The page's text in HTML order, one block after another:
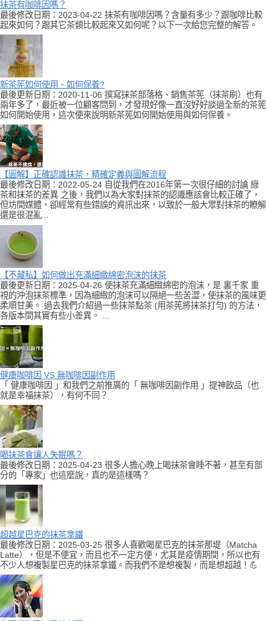
抹茶有咖啡因嗎？
最後修改日期：2023-04-22 抹茶有咖啡因嗎？含量有多少？跟咖啡比較
起來如何？跟其它茶類比較起來又如何呢？以下一次給您完整的解答。
新茶筅如何使用、如何保養?
最後更新日期：2020-11-06 撰寫抹茶部落格、銷售茶筅（抹茶刷）也有
兩年多了，最近被一位顧客問到，才發現好像一直沒好好談過全新的茶筅
如何開始使用，這次便來說明新茶筅如何開始使用與如何保養。
【圖解】正確認識抹茶，精確定義與圖解流程
最後修改日期：2022-05-24 自從我們在2016年第一次很仔細的討論 綠
茶和抹茶的差異 之後，我們以為大家對抹茶的認識應該會比較正確了，
但坊間媒體，卻經常有些錯誤的資訊出來，以致於一般大眾對抹茶的瞭解
還是很混亂...
【不藏私】如何做出充滿細緻綿密泡沫的抹茶
最後更新日期：2025-04-26 使抹茶充滿細緻綿密的泡沫，是 裏千家 重
視的沖泡抹茶標準，因為細緻的泡沫可以隔絕一些苦澀，使抹茶的風味更
柔順甘美。 過去我們介紹過一些抹茶點茶 (用茶筅將抹茶打勻) 的方法，
各版本間其實有些小差異。 ...
健康咖啡因 VS 無咖啡因副作用
「 健康咖啡因 」和我們之前推廣的「 無咖啡因副作用 」提神飲品（也
就是幸福抹茶），有何不同？
喝抹茶會讓人失眠嗎？
最後修改日期：2025-04-23 很多人擔心晚上喝抹茶會睡不著，甚至有部
分的「專家」也這麼說，真的是這樣嗎？
超越星巴克的抹茶拿鐵
最後修改日期：2025-03-25 很多人喜歡喝星巴克的抹茶那堤（Matcha
Latte），但是不便宜，而且也不一定方便，尤其是疫情期間，所以也有
不少人想複製星巴克的抹茶拿鐵。而我們不是想複製，而是想超越！💪